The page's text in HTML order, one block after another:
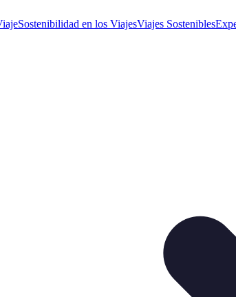
Sostenibilidad en los ViajesViajes Sostenibles